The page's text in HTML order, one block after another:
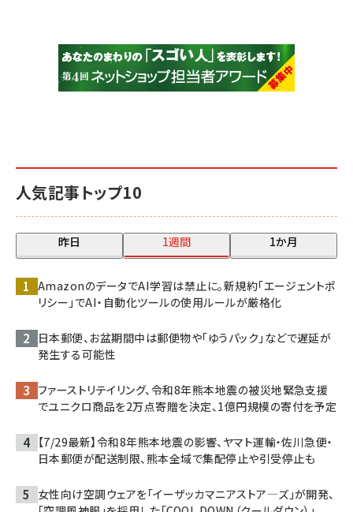
人気記事トップ10
昨日 1週間 1か月
AmazonのデータでAI学習は禁止に。新規約「エージェントポ
リシー」でAI・自動化ツールの使用ルールが厳格化
日本郵便、お盆期間中は郵便物や「ゆうパック」などで遅延が
発生する可能性
ファーストリテイリング、令和8年熊本地震の被災地緊急支援
でユニクロ商品を2万点寄贈を決定、1億円規模の寄付を予定
【7/29最新】令和8年熊本地震の影響、ヤマト運輸・佐川急便・
日本郵便が配送制限、熊本全域で集配停止や引受停止も
女性向け空調ウェアを「イーザッカマニアストア―ズ」が開発、